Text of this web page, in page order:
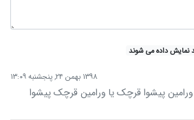
نمایش داده می شوند
۱۳۹۸ بهمن ۲۴, پنجشنبه ۱۳:۰۹
ورامین پیشوا قرچک یا ورامین قرچک پیشوا